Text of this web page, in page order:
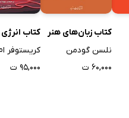
کتاب زبان‌های هنر
نلسن گودمن
۶۰,۰۰۰ ت
کتاب
کریستوفر
۹۵,۰۰۰ ت